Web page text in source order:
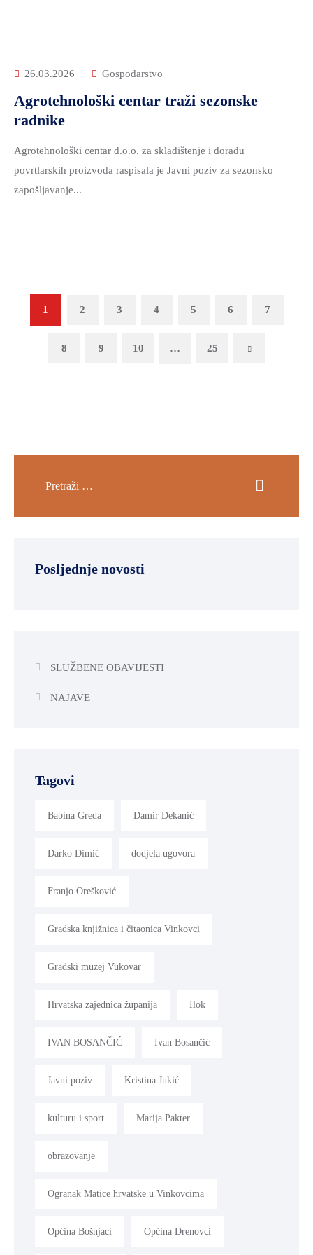
26.03.2026 Gospodarstvo
Agrotehnološki centar traži sezonske
radnike
Agrotehnološki centar d.o.o. za skladištenje i doradu
povrtlarskih proizvoda raspisala je Javni poziv za sezonsko
zapošljavanje...
1 2 3 4 5 6 7
8 9 10 … 25 Next
Posljednje novosti
SLUŽBENE OBAVIJESTI
NAJAVE
Tagovi
Babina Greda Damir Dekanić
Darko Dimić dodjela ugovora
Franjo Orešković
Gradska knjižnica i čitaonica Vinkovci
Gradski muzej Vukovar
Hrvatska zajednica županija Ilok
IVAN BOSANČIĆ Ivan Bosančić
Javni poziv Kristina Jukić
kulturu i sport Marija Pakter
obrazovanje
Ogranak Matice hrvatske u Vinkovcima
Općina Bošnjaci Općina Drenovci